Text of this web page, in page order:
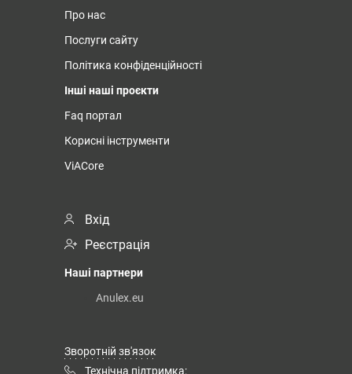
Про нас
Послуги сайту
Політика конфіденційності
Інші наші проєкти
Faq портал
Корисні інструменти
ViACore
Вхід
Реєстрація
Наші партнери
Anulex.eu
Зворотній зв'язок
Технічна підтримка: